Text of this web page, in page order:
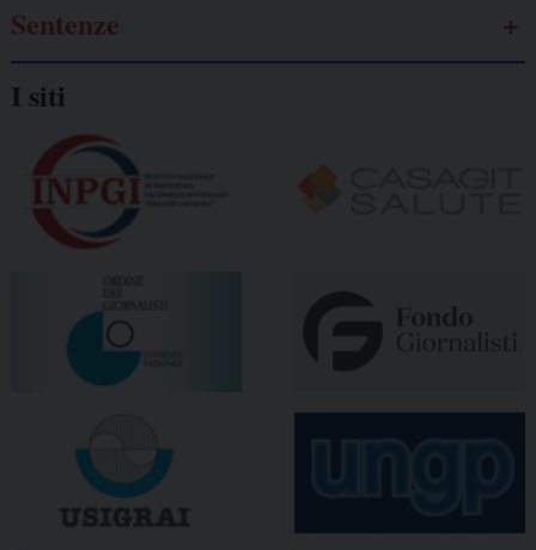
Sentenze
I siti